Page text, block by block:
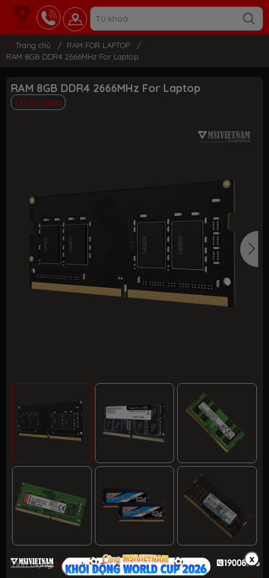
Trang chủ / RAM FOR LAPTOP
/
RAM 8GB DDR4 2666MHz For Laptop
RAM 8GB DDR4 2666MHz For Laptop
So sánh
Tình trạng: Liên hệ | Loại:Hàng chính hãng x